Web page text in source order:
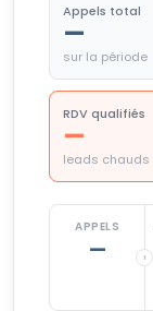
Appels total
—
sur la période
RDV qualifiés
—
leads chauds
APPELS
— ›